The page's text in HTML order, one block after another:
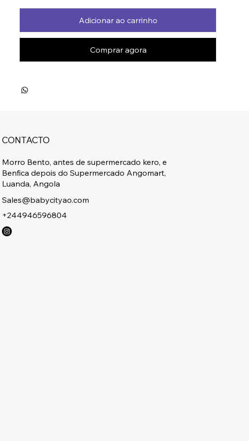
Adicionar ao carrinho
Comprar agora
CONTACTO
Morro Bento, antes de supermercado kero, e
Benfica depois do Supermercado Angomart,
Luanda, Angola
Sales@babycityao.com
+244946596804